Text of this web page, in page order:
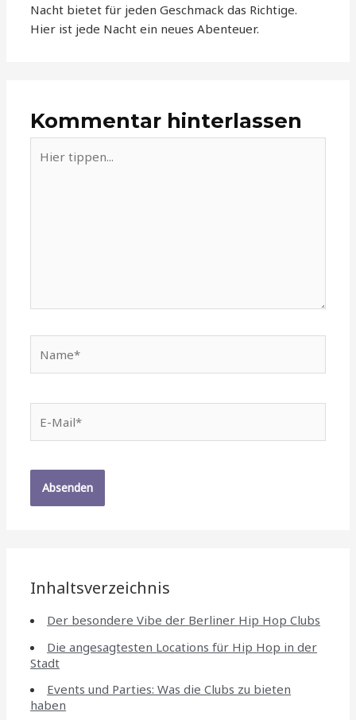
Nacht bietet für jeden Geschmack das Richtige.
Hier ist jede Nacht ein neues Abenteuer.
Kommentar hinterlassen
tippen...
Mail*
Inhaltsverzeichnis
Der besondere Vibe der Berliner Hip Hop Clubs
Die angesagtesten Locations für Hip Hop in der
Stadt
Events und Parties: Was die Clubs zu bieten
haben